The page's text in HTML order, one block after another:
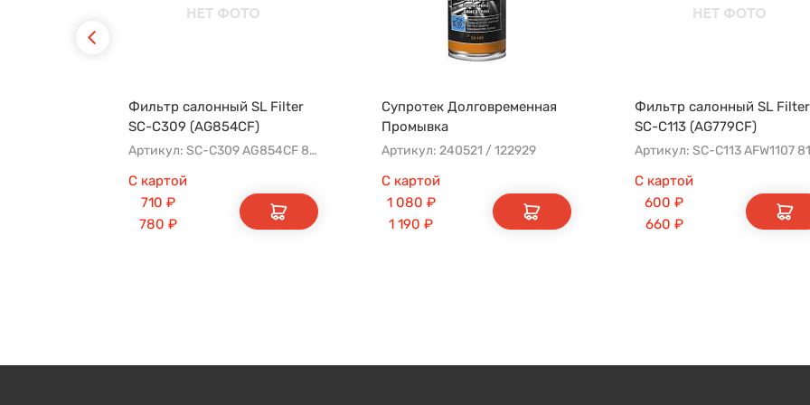
Фильтр салонный SL Filter
SC-C309 (AG854CF)
Артикул: SC-C309 AG854CF 8022021300 8025530000 AFW2992
С картой
710 ₽
780 ₽
Супротек Долговременная
Промывка
Артикул: 240521 / 122929
С картой
1 080 ₽
1 190 ₽
Фильтр салонный SL Filter
SC-C113 (AG779CF)
С картой
600 ₽
660 ₽